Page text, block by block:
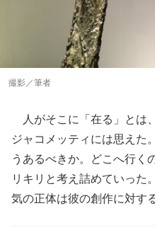
撮影／筆者
人がそこに「在る」とは
ジャコメッティには思えた
うあるべきか。どこへ行く
リキリと考え詰めていった
気の正体は彼の創作に対す